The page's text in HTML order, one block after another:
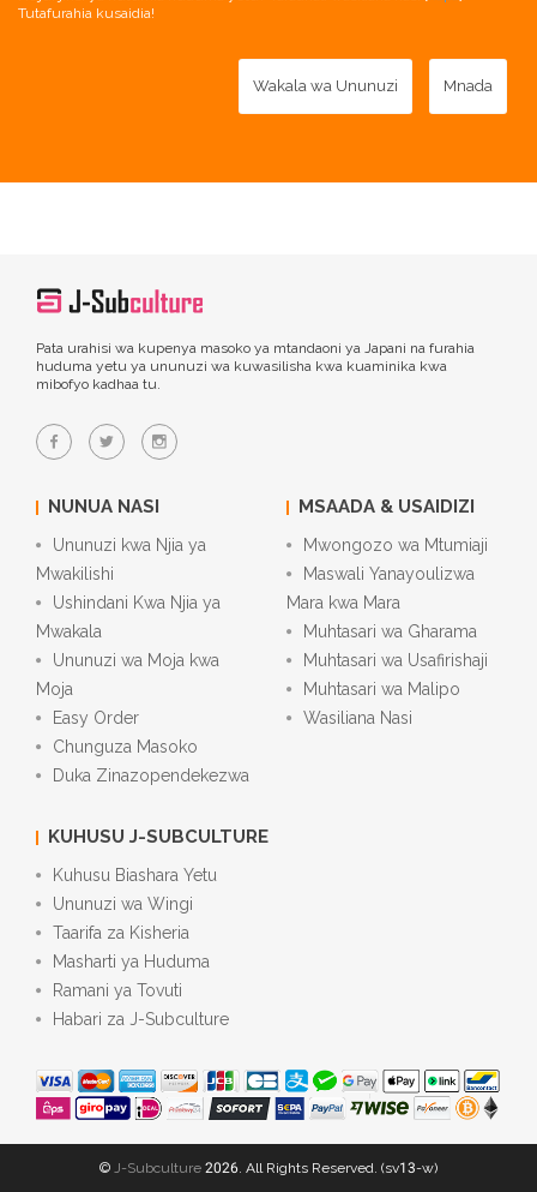
Tutafurahia kusaidia!
Wakala wa Ununuzi Mnada
Pata urahisi wa kupenya masoko ya mtandaoni ya Japani na furahia
huduma yetu ya ununuzi wa kuwasilisha kwa kuaminika kwa
mibofyo kadhaa tu.
NUNUA NASI
Ununuzi kwa Njia ya
Mwakilishi
Ushindani Kwa Njia ya
Mwakala
Ununuzi wa Moja kwa
Moja
Easy Order
Chunguza Masoko
Duka Zinazopendekezwa
MSAADA & USAIDIZI
Mwongozo wa Mtumiaji
Maswali Yanayoulizwa
Mara kwa Mara
Muhtasari wa Gharama
Muhtasari wa Usafirishaji
Muhtasari wa Malipo
Wasiliana Nasi
KUHUSU J-SUBCULTURE
Kuhusu Biashara Yetu
Ununuzi wa Wingi
Taarifa za Kisheria
Masharti ya Huduma
Ramani ya Tovuti
Habari za J-Subculture
© J-Subculture 2026. All Rights Reserved. (sv13-w)